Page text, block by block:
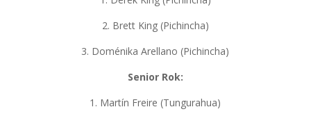
2. Brett King (Pichincha)
3. Doménika Arellano (Pichincha)
Senior Rok:
1. Martín Freire (Tungurahua)